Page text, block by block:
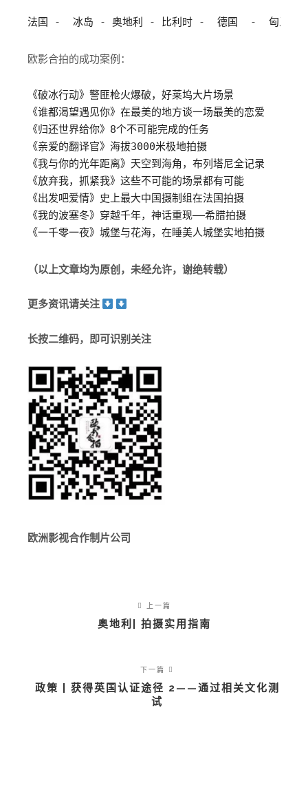
法国 - 冰岛 - 奥地利 - 比利时 - 德国 - 匈牙利
欧影合拍的成功案例：
《破冰行动》警匪枪火爆破，好莱坞大片场景
《谁都渴望遇见你》在最美的地方谈一场最美的恋爱
《归还世界给你》8个不可能完成的任务
《亲爱的翻译官》海拔3000米极地拍摄
《我与你的光年距离》天空到海角，布列塔尼全记录
《放弃我，抓紧我》这些不可能的场景都有可能
《出发吧爱情》史上最大中国摄制组在法国拍摄
《我的波塞冬》穿越千年，神话重现——希腊拍摄
《一千零一夜》城堡与花海，在睡美人城堡实地拍摄
（以上文章均为原创，未经允许，谢绝转载）
更多资讯请关注
长按二维码，即可识别关注
欧洲影视合作制片公司
上一篇
奥地利| 拍摄实用指南
下一篇
政策 | 获得英国认证途径 2——通过相关文化测
试